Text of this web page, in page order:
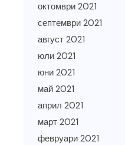
октомври 2021
септември 2021
август 2021
юли 2021
юни 2021
май 2021
април 2021
март 2021
февруари 2021